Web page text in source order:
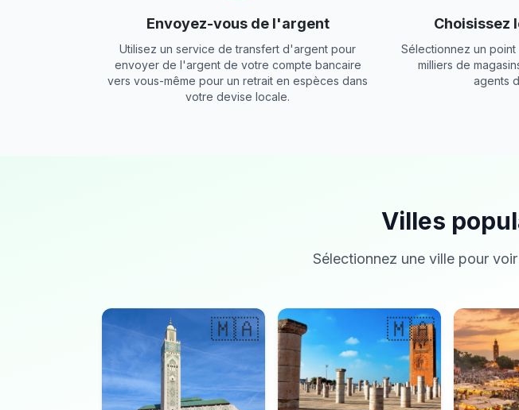
Envoyez-vous de l'argent
Utilisez un service de transfert d'argent pour
envoyer de l'argent de votre compte bancaire
vers vous-même pour un retrait en espèces dans
votre devise locale.
Choisissez
Sélectionnez un
milliers de
agents
Villes
Sélectionnez une ville pour
🇲🇦 🇲🇦